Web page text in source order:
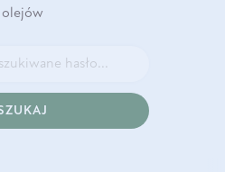
olejów